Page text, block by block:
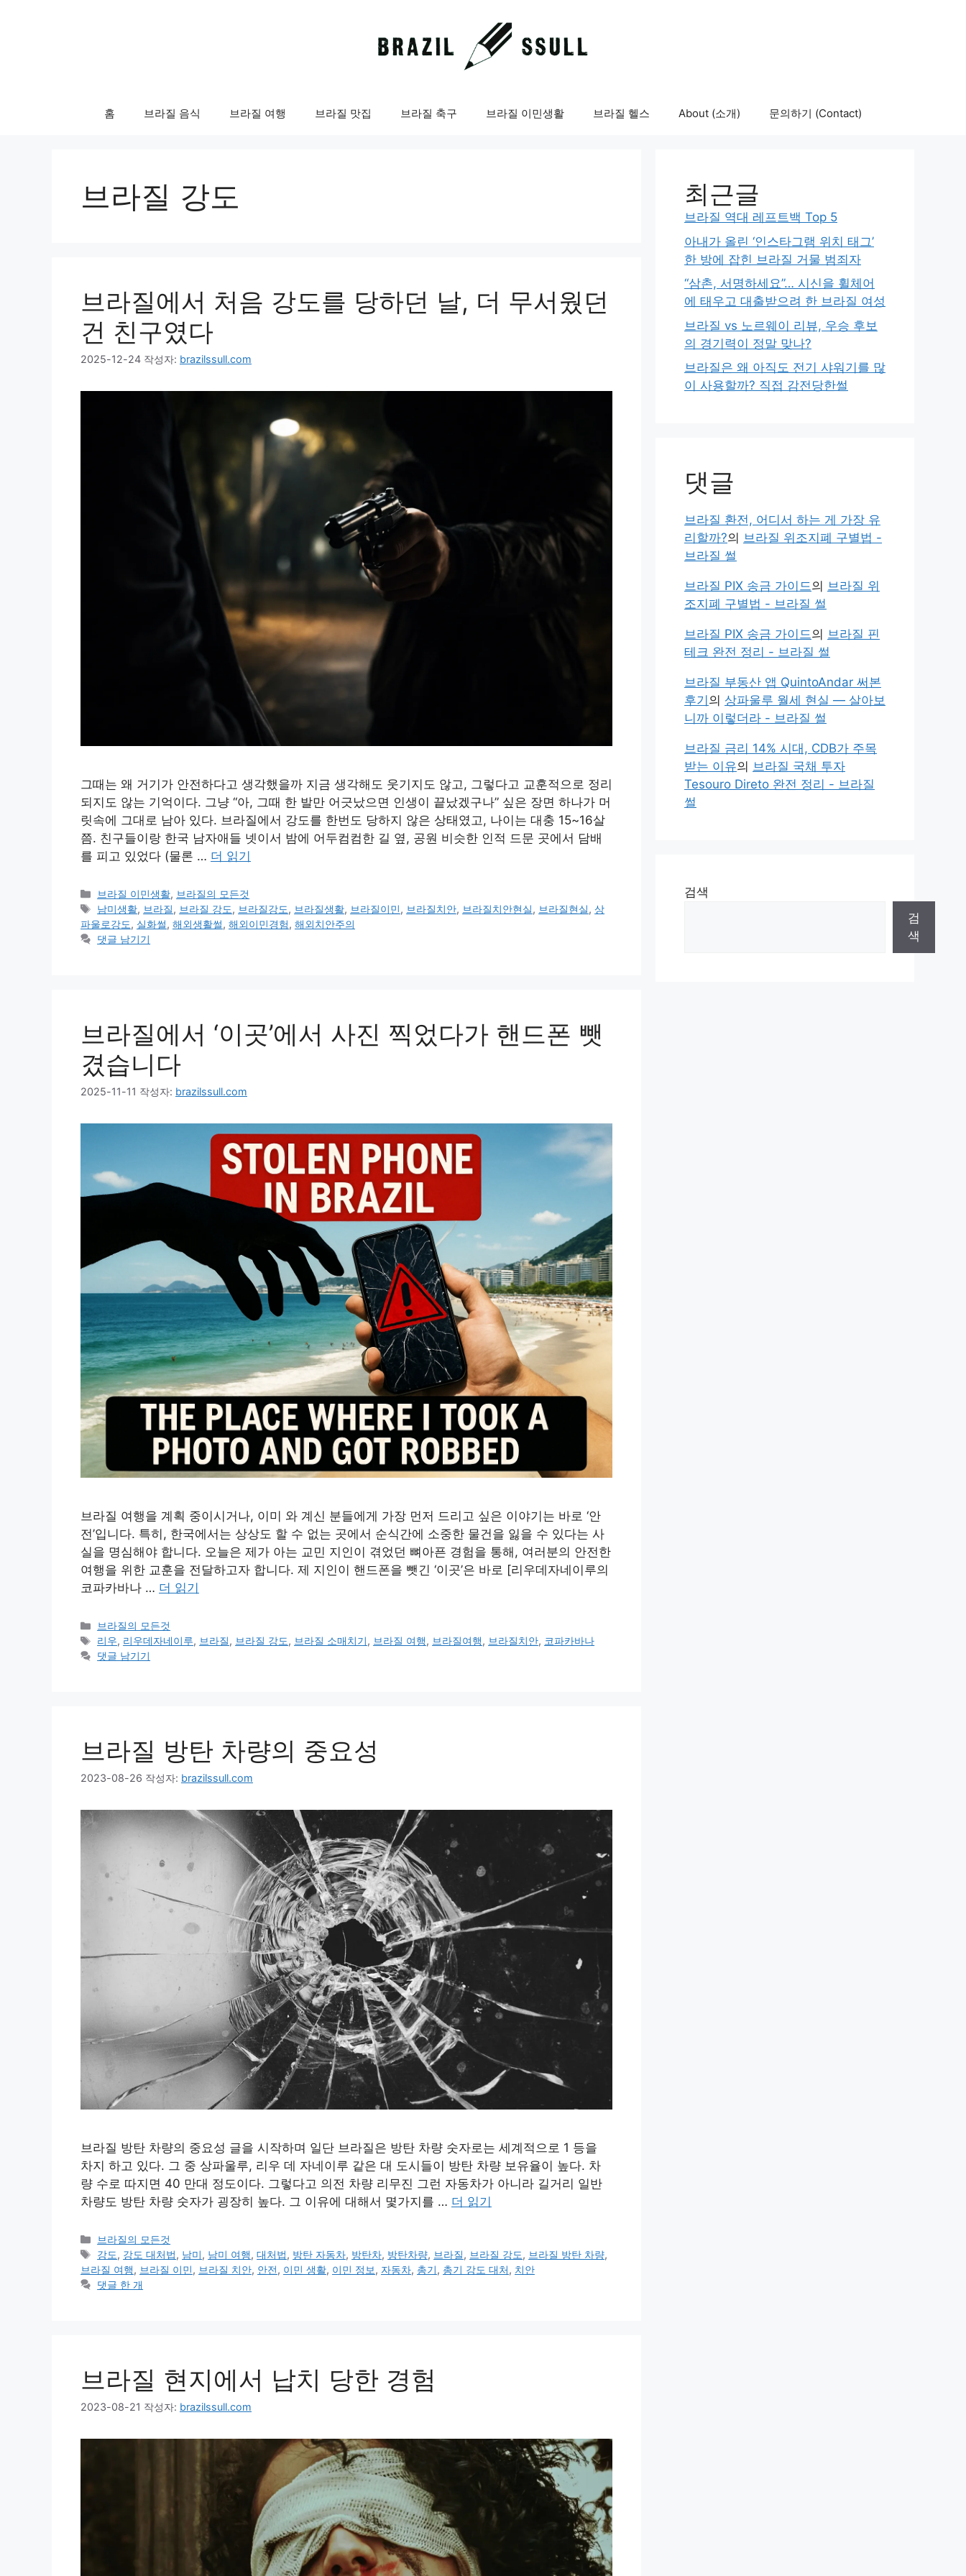
홈 브라질 음식 브라질 여행 브라질 맛집 브라질 축구 브라질 이민생활 브라질 헬스 About (소개) 문의하기 (Contact)
브라질 강도
브라질에서 처음 강도를 당하던 날, 더 무서웠던
건 친구였다
2025-12-24 작성자: brazilssull.com
그때는 왜 거기가 안전하다고 생각했을까 지금 생각해도 웃기지도 않고, 그렇다고 교훈적으로 정리
되지도 않는 기억이다. 그냥 “아, 그때 한 발만 어긋났으면 인생이 끝났겠구나” 싶은 장면 하나가 머
릿속에 그대로 남아 있다. 브라질에서 강도를 한번도 당하지 않은 상태였고, 나이는 대충 15~16살
쯤. 친구들이랑 한국 남자애들 넷이서 밤에 어두컴컴한 길 옆, 공원 비슷한 인적 드문 곳에서 담배
를 피고 있었다 (물론 … 더 읽기
카
테
고
리
브라질 이민생활, 브라질의 모든것
태
그
남미생활, 브라질, 브라질 강도, 브라질강도, 브라질생활, 브라질이민, 브라질치안, 브라질치안현실, 브라질현실,상
파울로강도, 실화썰, 해외생활썰, 해외이민경험, 해외치안주의
댓글 남기기
브라질에서 ‘이곳’에서 사진 찍었다가 핸드폰 뺏
겼습니다
2025-11-11 작성자: brazilssull.com
브라질 여행을 계획 중이시거나, 이미 와 계신 분들에게 가장 먼저 드리고 싶은 이야기는 바로 ‘안
전’입니다. 특히, 한국에서는 상상도 할 수 없는 곳에서 순식간에 소중한 물건을 잃을 수 있다는 사
실을 명심해야 합니다. 오늘은 제가 아는 교민 지인이 겪었던 뼈아픈 경험을 통해, 여러분의 안전한
여행을 위한 교훈을 전달하고자 합니다. 제 지인이 핸드폰을 뺏긴 ‘이곳’은 바로 [리우데자네이루의
코파카바나 … 더 읽기
카
테
고
브라질의 모든것
태
그
리우, 리우데자네이루, 브라질, 브라질 강도, 브라질 소매치기, 브라질 여행, 브라질여행, 브라질치안, 코파카바나
댓글 남기기
브라질 방탄 차량의 중요성
2023-08-26 작성자: brazilssull.com
브라질 방탄 차량의 중요성 글을 시작하며 일단 브라질은 방탄 차량 숫자로는 세계적으로 1 등을
차지 하고 있다. 그 중 상파울루, 리우 데 자네이루 같은 대 도시들이 방탄 차량 보유율이 높다. 차
량 수로 따지면 40 만대 정도이다. 그렇다고 의전 차량 리무진 그런 자동차가 아니라 길거리 일반
차량도 방탄 차량 숫자가 굉장히 높다. 그 이유에 대해서 몇가지를 … 더 읽기
카
테
고
리
브라질의 모든것
태
그
강도, 강도 대처법, 남미, 남미 여행,대처법, 방탄 자동차, 방탄차, 방탄차량, 브라질, 브라질 강도, 브라질 방탄 차량,
브라질 여행, 브라질 이민, 브라질 치안, 안전, 이민 생활, 이민 정보, 자동차, 총기, 총기 강도 대처, 치안
댓글 한 개
브라질 현지에서 납치 당한 경험
2023-08-21 작성자: brazilssull.com
최근글
브라질 역대 레프트백 Top 5
아내가 올린 ‘인스타그램 위치 태그’
한 방에 잡힌 브라질 거물 범죄자
“삼촌, 서명하세요”… 시신을 휠체어
에 태우고 대출받으려 한 브라질 여성
브라질 vs 노르웨이 리뷰, 우승 후보
의 경기력이 정말 맞나?
브라질은 왜 아직도 전기 샤워기를 많
이 사용할까? 직접 감전당한썰
댓글
브라질 환전, 어디서 하는 게 가장 유
리할까?의 브라질 위조지폐 구별법 -
브라질 썰
브라질 PIX 송금 가이드의 브라질 위
조지폐 구별법 - 브라질 썰
브라질 PIX 송금 가이드의 브라질 핀
테크 완전 정리 - 브라질 썰
브라질 부동산 앱 QuintoAndar 써본
후기 의 상파울루 월세 현실 — 살아보
니까 이렇더라 - 브라질 썰
브라질 금리 14% 시대, CDB가 주목
받는 이유의 브라질 국채 투자
Tesouro Direto 완전 정리 - 브라질
썰
검색
검
색